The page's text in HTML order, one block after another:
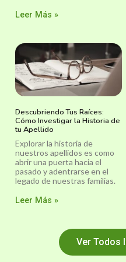
Leer Más »
Descubriendo Tus Raíces:
Cómo Investigar la Historia de
tu Apellido
Explorar la historia de
nuestros apellidos es como
abrir una puerta hacia el
pasado y adentrarse en el
legado de nuestras familias.
Leer Más »
Ver Todos